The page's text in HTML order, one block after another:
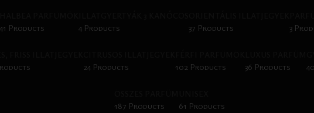
41 Products
4 Products
37 Products
3
24 Products
102 Products
36 Products
187 Products
61 Products